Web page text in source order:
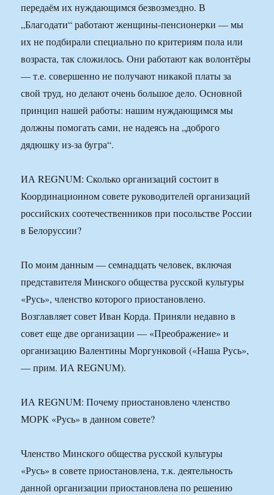
передаём их нуждающимся безвозмездно. В
„Благодати“ работают женщины-пенсионерки — мы
их не подбирали специально по критериям пола или
возраста, так сложилось. Они работают как волонтёры
— т.е. совершенно не получают никакой платы за
свой труд, но делают очень большое дело. Основной
принцип нашей работы: нашим нуждающимся мы
должны помогать сами, не надеясь на „доброго
дядюшку из-за бугра“.
ИА REGNUM: Сколько организаций состоит в
Координационном совете руководителей организаций
российских соотечественников при посольстве России
в Белоруссии?
По моим данным — семнадцать человек, включая
представителя Минского общества русской культуры
«Русь», членство которого приостановлено.
Возглавляет совет Иван Корда. Приняли недавно в
совет еще две организации — «Преображение» и
организацию Валентины Моргунковой («Наша Русь»,
— прим. ИА REGNUM).
ИА REGNUM: Почему приостановлено членство
МОРК «Русь» в данном совете?
Членство Минского общества русской культуры
«Русь» в совете приостановлена, т.к. деятельность
данной организации приостановлена по решению